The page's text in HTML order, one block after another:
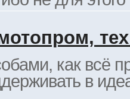
как всё
в